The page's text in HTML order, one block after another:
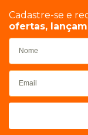
Cadastre-se e
ofertas,